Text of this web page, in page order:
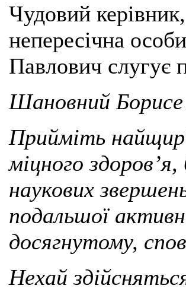
Чудовий
непересічна
Павлович слугує
Шановний
Прийміть
міцного
наукових
подальшої
досягнутому,
Нехай